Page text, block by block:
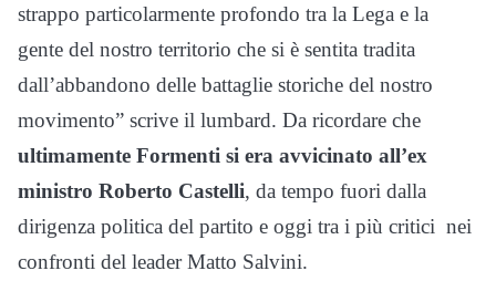
strappo particolarmente profondo tra la Lega e la
gente del nostro territorio che si è sentita tradita
dall’abbandono delle battaglie storiche del nostro
movimento” scrive il lumbard. Da ricordare che
ultimamente Formenti si era avvicinato all’ex
ministro Roberto Castelli, da tempo fuori dalla
dirigenza politica del partito e oggi tra i più critici nei
confronti del leader Matto Salvini.